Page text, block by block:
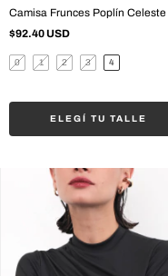
Camisa Frunces Poplín Celeste
$92.40 USD
0 1 2 3 4
ELEGÍ TU TALLE